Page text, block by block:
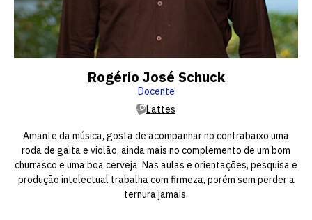
Rogério José Schuck
Docente
Lattes
Amante da música, gosta de acompanhar no contrabaixo uma
roda de gaita e violão, ainda mais no complemento de um bom
churrasco e uma boa cerveja. Nas aulas e orientações, pesquisa e
produção intelectual trabalha com firmeza, porém sem perder a
ternura jamais.